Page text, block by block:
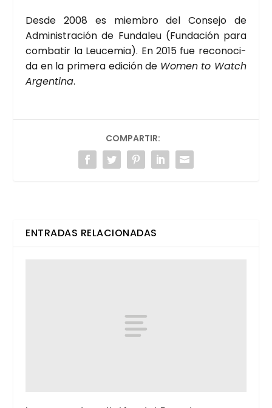
Des­de 2008 es miem­bro del Con­se­jo de
Admi­nis­tra­ción de Fun­da­leu (Fun­da­ción para
com­ba­tir la Leu­ce­mia). En 2015 fue reco­no­ci­
da en la pri­me­ra edi­ción de Women to Watch
Argen­ti­na.
COMPARTIR:
ENTRADAS RELACIONADAS